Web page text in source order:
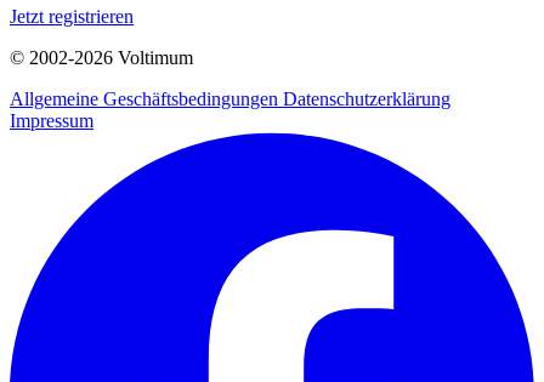
Jetzt registrieren
© 2002-2026 Voltimum
Allgemeine Geschäftsbedingungen Datenschutzerklärung
Impressum